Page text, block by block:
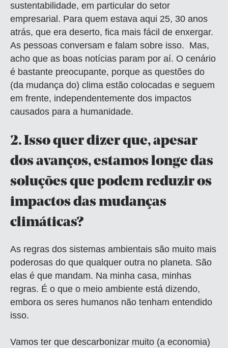
sustentabilidade, em particular do setor
empresarial. Para quem estava aqui 25, 30 anos
atrás, que era deserto, fica mais fácil de enxergar.
As pessoas conversam e falam sobre isso. Mas,
acho que as boas notícias param por aí. O cenário
é bastante preocupante, porque as questões do
(da mudança do) clima estão colocadas e seguem
em frente, independentemente dos impactos
causados para a humanidade.
2.Isso quer dizer que, apesar
dos avanços, estamos longe das
soluções que podem reduzir os
impactos das mudanças
climáticas?
As regras dos sistemas ambientais são muito mais
poderosas do que qualquer outra no planeta. São
elas é que mandam. Na minha casa, minhas
regras. É o que o meio ambiente está dizendo,
embora os seres humanos não tenham entendido
isso.
Vamos ter que descarbonizar muito (a economia)